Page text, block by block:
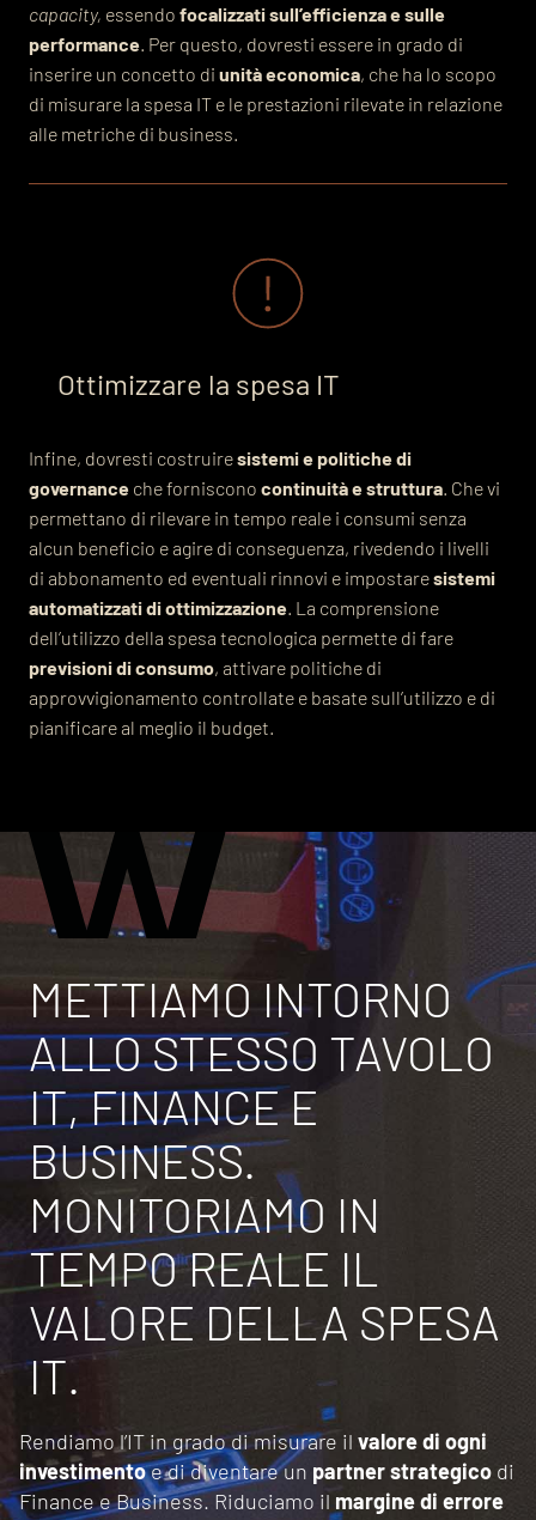
capacity, essendo focalizzati sull’efficienza e sulle
performance. Per questo, dovresti essere in grado di
inserire un concetto di unità economica, che ha lo scopo
di misurare la spesa IT e le prestazioni rilevate in relazione
alle metriche di business.
Ottimizzare la spesa IT
Infine, dovresti costruiresistemi epolitiche di
governance che forniscono continuità e struttura. Che vi
permettano di rilevare in tempo reale i consumi senza
alcun beneficio e agire di conseguenza, rivedendo i livelli
di abbonamento ed eventuali rinnovi e impostaresistemi
automatizzati di ottimizzazione. La comprensione
dell’utilizzo della spesa tecnologica permette di fare
previsioni di consumo, attivare politiche di
approvvigionamento controllate e basate sull’utilizzo e di
pianificare al meglio il budget.
METTIAMO INTORNO
ALLO STESSO TAVOLO
IT, FINANCE E
BUSINESS.
MONITORIAMO IN
TEMPO REALE IL
VALORE DELLA SPESA
IT.
Rendiamo l’IT in grado di misurare il valore di ogni
investimentoe di diventare un partner strategico di
Finance e Business. Riduciamo il margine di errore